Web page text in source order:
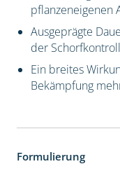
pflanzeneigenen
Ausgeprägte
der
Ein breites
Bekämpfung
Formulierung